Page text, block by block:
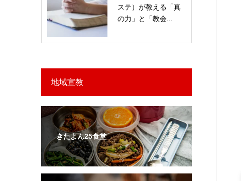
ステ）が教える「真
の力」と「教会...
地域宣教
きたよん25食堂